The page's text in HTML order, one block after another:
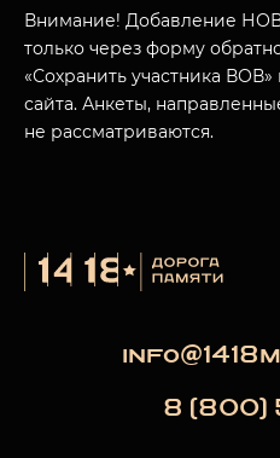
Внимание! Добавление
только через форму
«Сохранить участника
сайта. Анкеты,
не рассматриваются.
8 (800)